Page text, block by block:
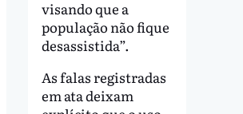
visando que a
população não fique
desassistida”.
As falas registradas
em ata deixam